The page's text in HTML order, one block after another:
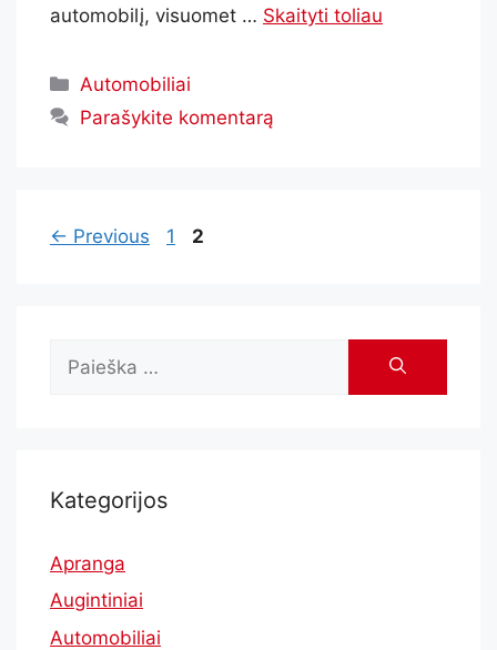
automobilį, visuomet … Skaityti toliau
Automobiliai
Parašykite komentarą
← Previous 1 2
Kategorijos
Apranga
Augintiniai
Automobiliai